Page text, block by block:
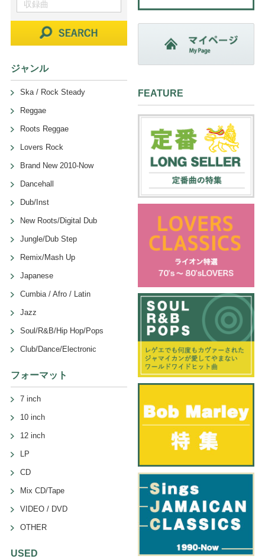
ジャンル
Ska / Rock Steady
Reggae
Roots Reggae
Lovers Rock
Brand New 2010-Now
Dancehall
Dub/Inst
New Roots/Digital Dub
Jungle/Dub Step
Remix/Mash Up
Japanese
Cumbia / Afro / Latin
Jazz
Soul/R&B/Hip Hop/Pops
Club/Dance/Electronic
フォーマット
7 inch
10 inch
12 inch
LP
CD
Mix CD/Tape
VIDEO / DVD
OTHER
USED
FEATURE